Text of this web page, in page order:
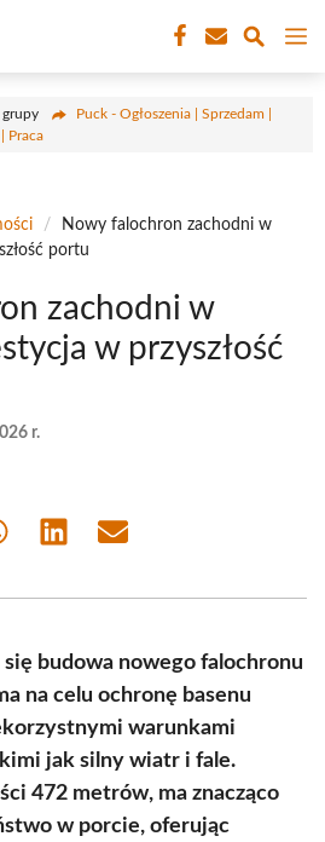
grupy
Puck - Ogłoszenia | Sprzedam |
Praca
/
Nowy falochron zachodni w
portu
zachodni w
w przyszłość
r.
Share Share
się budowa nowego falochronu
na celu ochronę basenu
warunkami
jak silny wiatr i fale.
472 metrów, ma znacząco
w porcie, oferując